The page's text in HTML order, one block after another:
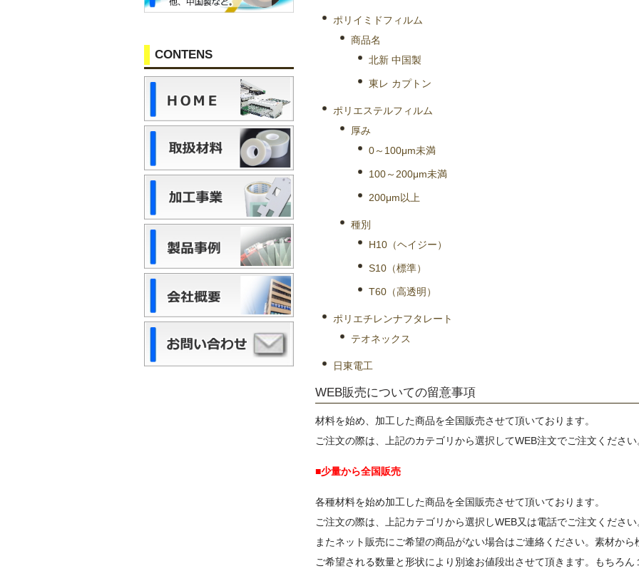
ポリイミドフィルム
商品名
北新 中国製
東レ カプトン
ポリエステルフィルム
厚み
0～100μm未満
100～200μm未満
200μm以上
種別
H10（ヘイジー）
S10（標準）
T60（高透明）
ポリエチレンナフタレート
テオネックス
日東電工
WEB販売についての留意事項
材料を始め、加工した商品を全国販売させて頂いております。
ご注文の際は、上記のカテゴリから選択してWEB注文でご注文ください
■少量から全国販売
各種材料を始め加工した商品を全国販売させて頂いております。
ご注文の際は、上記カテゴリから選択しWEB又は電話でご注文ください
またネット販売にご希望の商品がない場合はご連絡ください。素材か
ご希望される数量と形状により別途お値段出させて頂きます。もちろ
CONTENS